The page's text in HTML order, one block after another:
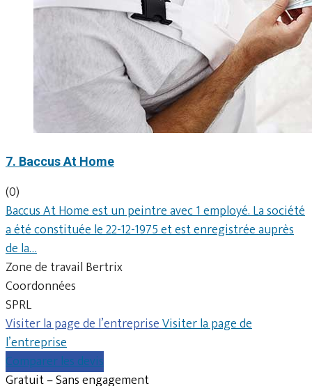
7. Baccus At Home
(0)
Baccus At Home est un peintre avec 1 employé. La société
a été constituée le 22-12-1975 et est enregistrée auprès
de la…
Zone de travail Bertrix
Coordonnées
SPRL
Visiter la page de l’entrepriseVisiter la page de
l’entreprise
Comparer les devis
Gratuit – Sans engagement